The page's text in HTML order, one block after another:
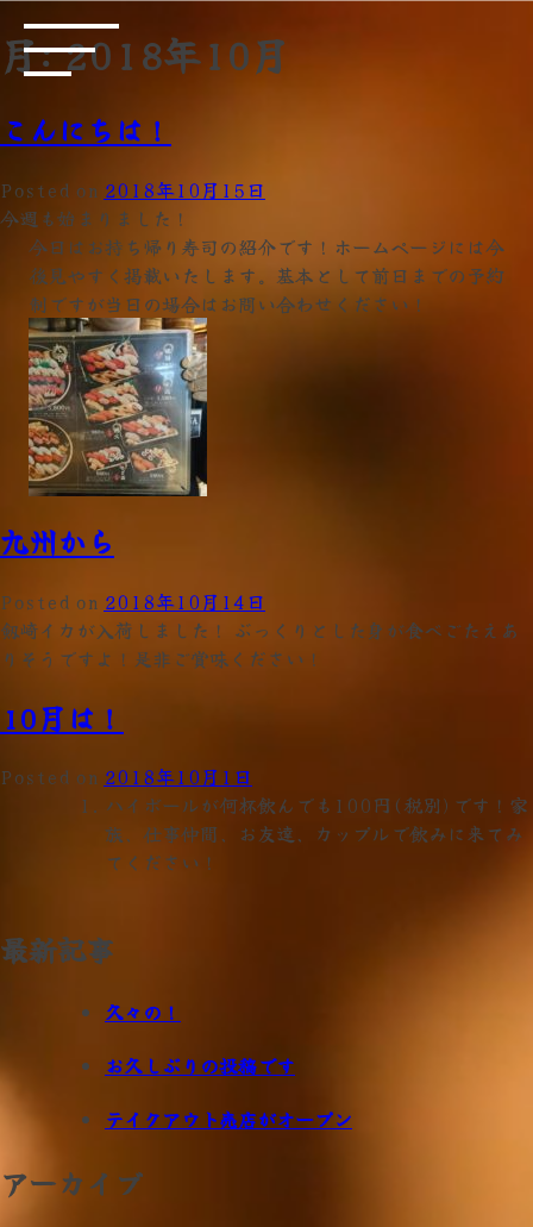
月:2018年10月
こんにちは！
Posted on 2018年10月15日
今週も始まりました！
今日はお持ち帰り寿司の紹介です！ホームページには今
後見やすく掲載いたします。基本として前日までの予約
制ですが当日の場合はお問い合わせください！
九州から
Posted on 2018年10月14日
剱崎イカが入荷しました！ ぶっくりとした身が食べごたえあ
りそうですよ！是非ご賞味ください！
10月は！
Posted on 2018年10月1日
ハイボールが何杯飲んでも100円(税別)です！家
族、仕事仲間、お友達、カップルで飲みに来てみ
てください！
最新記事
久々の！
お久しぶりの投稿です
テイクアウト売店がオープン
アーカイブ